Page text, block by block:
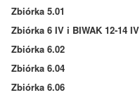
Zbiórka 5.01
Zbiórka 6 IV i BIWAK 12-14 IV
Zbiórka 6.02
Zbiórka 6.04
Zbiórka 6.06